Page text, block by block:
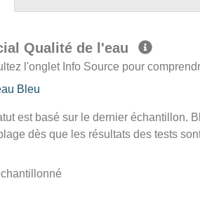
Qualité de l'eau
l'onglet Info Source pour
Bleu
est basé sur le dernier échantillon.
dès que les résultats des tests